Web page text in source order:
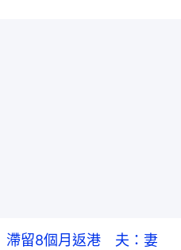
滯留8個月返港 夫：妻